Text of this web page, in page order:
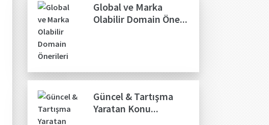
Global ve Marka
Olabilir Domain Öne...
Güncel & Tartışma
Yaratan Konu...